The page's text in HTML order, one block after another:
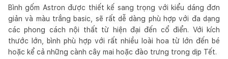
Bình gốm Astron được thiết kế sang trọng với kiểu dáng đơn
giản và màu trắng basic, sẽ rất dễ dàng phù hợp với đa dạng
các phong cách nội thất từ hiện đại đến cổ điển. Với kích
thước lớn, bình phù hợp với rất nhiều loài hoa từ lớn đến bé
hoặc kể cả những cành cây mai hoặc đào trưng trong dịp Tết.